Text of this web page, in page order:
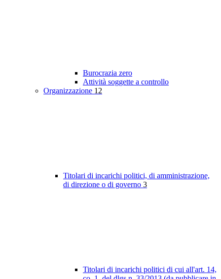
Burocrazia zero
Attività soggette a controllo
Organizzazione 12
Titolari di incarichi politici, di amministrazione,
di direzione o di governo 3
Titolari di incarichi politici di cui all'art. 14,